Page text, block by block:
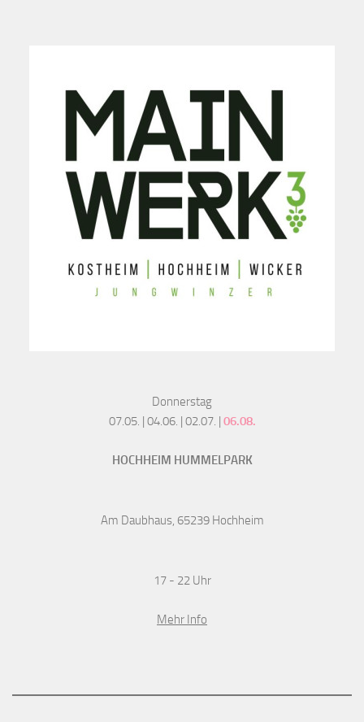
Donnerstag
07.05. | 04.06. | 02.07. | 06.08.
HOCHHEIM HUMMELPARK
Am Daubhaus, 65239 Hochheim
17 - 22 Uhr
Mehr Info